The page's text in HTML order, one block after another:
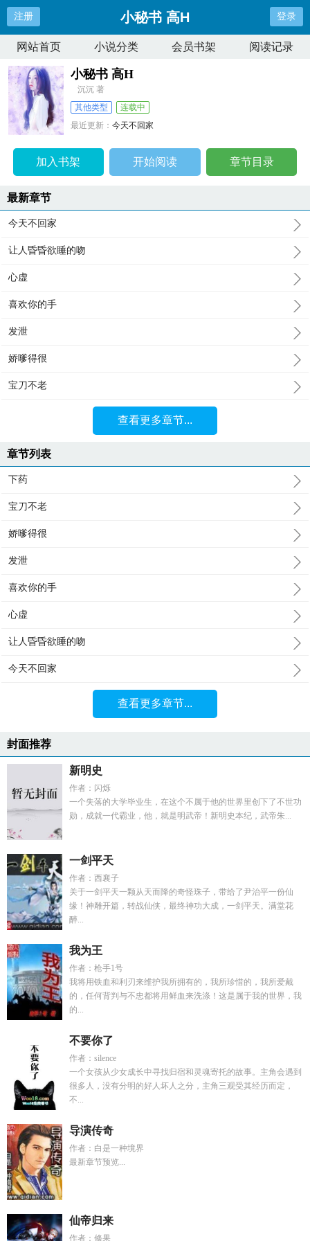
注册 小秘书 高H 登录
网站首页 小说分类 会员书架 阅读记录
小秘书 高H
沉沉 著
其他类型
连载中
最近更新：今天不回家
加入书架 开始阅读 章节目录
最新章节
今天不回家
让人昏昏欲睡的吻
心虚
喜欢你的手
发泄
娇嗲得很
宝刀不老
查看更多章节...
章节列表
下药
宝刀不老
娇嗲得很
发泄
喜欢你的手
心虚
让人昏昏欲睡的吻
今天不回家
查看更多章节...
封面推荐
新明史
作者：闪烁
一个失落的大学毕业生，在这个不属于他的世界里创下了不世功
勋，成就一代霸业，他，就是明武帝！新明史本纪，武帝朱...
一剑平天
作者：西襄子
关于一剑平天一颗从天而降的奇怪珠子，带给了尹治平一份仙
缘！神雕开篇，转战仙侠，最终神功大成，一剑平天。满堂花
醉...
我为王
作者：枪手1号
我将用铁血和利刃来维护我所拥有的，我所珍惜的，我所爱戴
的，任何背判与不忠都将用鲜血来洗涤！这是属于我的世界，我
的...
不要你了
作者：silence
一个女孩从少女成长中寻找归宿和灵魂寄托的故事。主角会遇到
很多人，没有分明的好人坏人之分，主角三观受其经历而定，
不...
导演传奇
作者：白是一种境界
最新章节预览...
仙帝归来
作者：修果